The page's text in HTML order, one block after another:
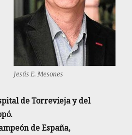
Jesús E. Mesones
de Torrevieja y del
de España,